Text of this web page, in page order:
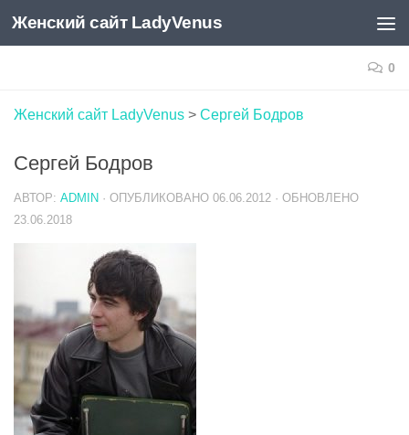
Skip to content
Женский сайт LadyVenus
0
Женский сайт LadyVenus > Сергей Бодров
Сергей Бодров
АВТОР: ADMIN · ОПУБЛИКОВАНО 06.06.2012 · ОБНОВЛЕНО
23.06.2018